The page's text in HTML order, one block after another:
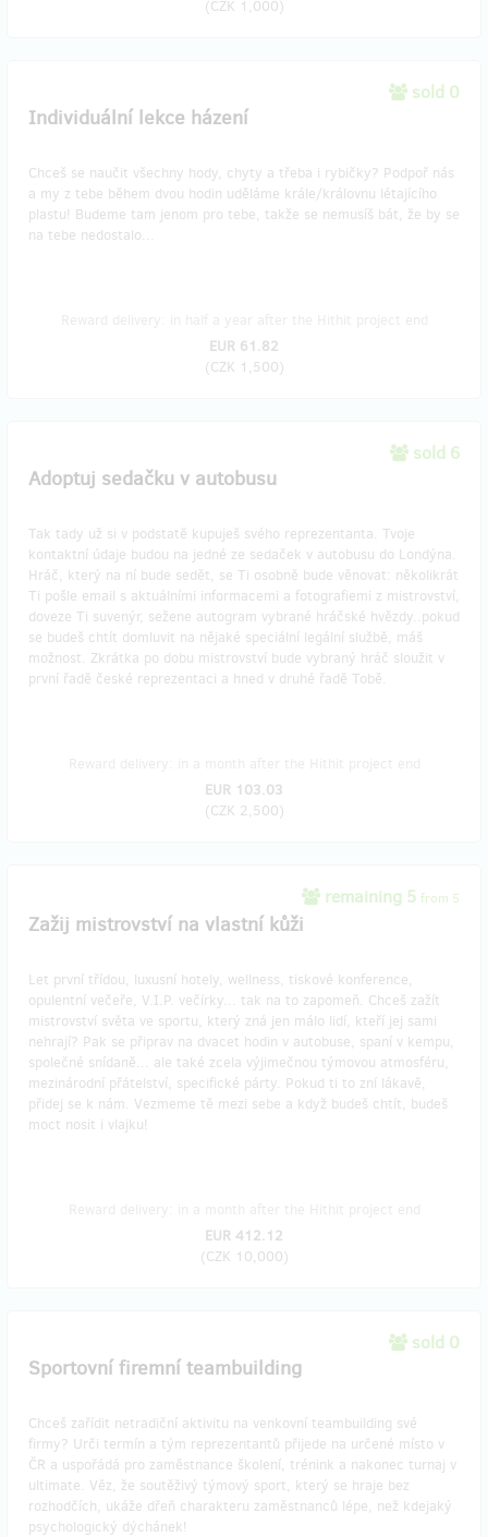
(CZK 1,000)
sold 0
Individuální lekce házení
Chceš se naučit všechny hody, chyty a třeba i rybičky? Podpoř nás
a my z tebe během dvou hodin uděláme krále/královnu létajícího
plastu! Budeme tam jenom pro tebe, takže se nemusíš bát, že by se
na tebe nedostalo...
EUR 61.82
(CZK 1,500)
sold 6
Adoptuj sedačku v autobusu
Tak tady už si v podstatě kupuješ svého reprezentanta. Tvoje
kontaktní údaje budou na jedné ze sedaček v autobusu do Londýna.
Hráč, který na ní bude sedět, se Ti osobně bude věnovat: několikrát
Ti pošle email s aktuálními informacemi a fotografiemi z mistrovství,
doveze Ti suvenýr, sežene autogram vybrané hráčské hvězdy..pokud
se budeš chtít domluvit na nějaké speciální legální službě, máš
možnost. Zkrátka po dobu mistrovství bude vybraný hráč sloužit v
první řadě české reprezentaci a hned v druhé řadě Tobě.
EUR 103.03
(CZK 2,500)
remaining 5 from 5
Zažij mistrovství na vlastní kůži
Let první třídou, luxusní hotely, wellness, tiskové konference,
opulentní večeře, V.I.P. večírky... tak na to zapomeň. Chceš zažít
mistrovství světa ve sportu, který zná jen málo lidí, kteří jej sami
nehrají? Pak se připrav na dvacet hodin v autobuse, spaní v kempu,
společné snídaně... ale také zcela výjimečnou týmovou atmosféru,
mezinárodní přátelství, specifické párty. Pokud ti to zní lákavě,
přidej se k nám. Vezmeme tě mezi sebe a když budeš chtít, budeš
moct nosit i vlajku!
EUR 412.12
(CZK 10,000)
sold 0
Sportovní firemní teambuilding
Chceš zařídit netradiční aktivitu na venkovní teambuilding své
firmy? Urči termín a tým reprezentantů přijede na určené místo v
ČR a uspořádá pro zaměstnance školení, trénink a nakonec turnaj v
ultimate. Věz, že soutěživý týmový sport, který se hraje bez
rozhodčích, ukáže dřeň charakteru zaměstnanců lépe, než kdejaký
psychologický dýchánek!